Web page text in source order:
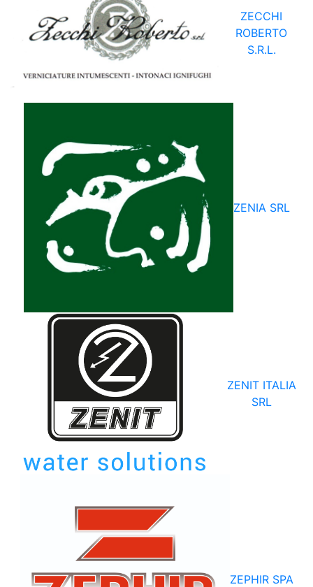
ZECCHI
ROBERTO
S.R.L.
ZENIA SRL
ZENIT ITALIA
SRL
ZEPHIR SPA